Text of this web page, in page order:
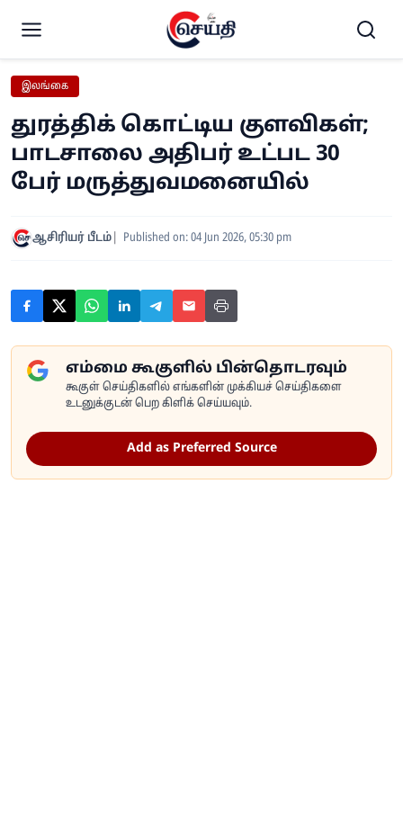
இலங்கை
துரத்திக் கொட்டிய குளவிகள்;
பாடசாலை அதிபர் உட்பட 30
பேர் மருத்துவமனையில்
ஆசிரியர் பீடம் Published on: 04 Jun 2026, 05:30 pm
எம்மை கூகுளில் பின்தொடரவும்
கூகுள் செய்திகளில் எங்களின் முக்கியச் செய்திகளை
உடனுக்குடன் பெற கிளிக் செய்யவும்.
Add as Preferred Source